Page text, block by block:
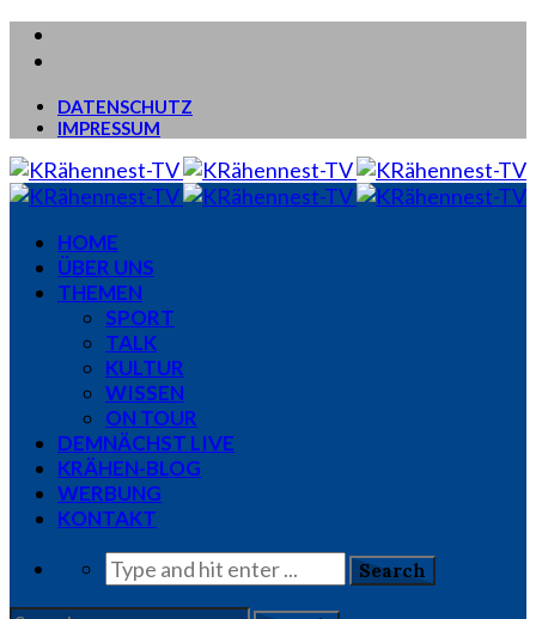
DATENSCHUTZ
IMPRESSUM
HOME
ÜBER UNS
THEMEN
SPORT
TALK
KULTUR
WISSEN
ON TOUR
DEMNÄCHST LIVE
KRÄHEN-BLOG
WERBUNG
KONTAKT